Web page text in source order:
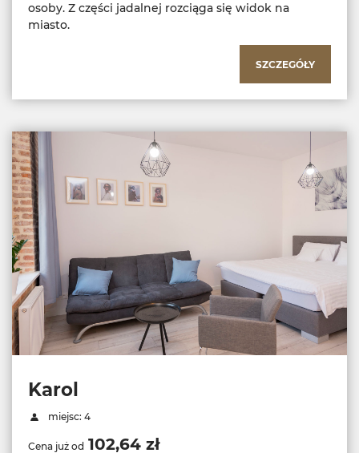
osoby. Z części jadalnej rozciąga się widok na
miasto.
SZCZEGÓŁY
Karol
miejsc: 4
Cena już od 102,64 zł